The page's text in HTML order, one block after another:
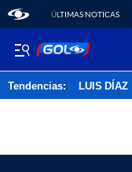
ÚLTIMAS NOTICAS
Tendencias: LUIS DÍAZ